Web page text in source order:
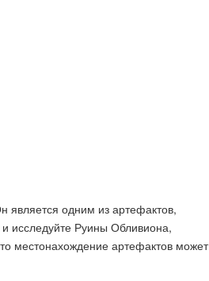
является одним из артефактов,
исследуйте Руины Обливиона,
местонахождение артефактов может